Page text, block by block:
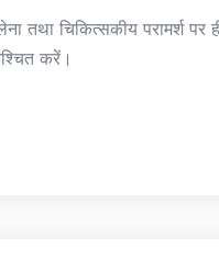
तथा चिकित्सकीय परामर्श
करें।